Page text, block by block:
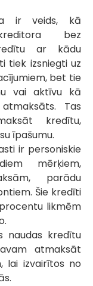
ir veids, kā
bez
ar kādu
tiek izsniegti uz
bet tie
vai aktīvu kā
Tas
kredītu,
īpašumu.
ir personiskie
mērķiem,
parādu
Šie kredīti
likmēm
naudas kredītu
atmaksāt
lai izvairītos no